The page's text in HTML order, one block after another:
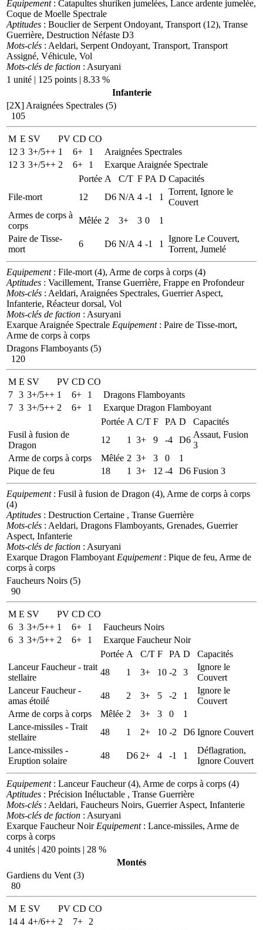
Equipement: Catapultes shuriken jumelées, Lance ardente jumelée,
Coque de Moelle Spectrale
Aptitudes : Bouclier de Serpent Ondoyant, Transport (12), Transe
Guerrière, Destruction Néfaste D3
Mots-clés : Aeldari, Serpent Ondoyant, Transport, Transport
Assigné, Véhicule, Vol
Mots-clés de faction : Asuryani
1 unité | 125 points | 8.33 %
Infanterie
[2X] Araignées Spectrales (5)
105
M E SV PV CD CO
12 3 3+/5++ 1 6+ 1
Araignées Spectrales
12 3 3+/5++ 2 6+ 1
Exarque Araignée Spectrale
Portée A C/T F PA D Capacités
File-mort
12 D6 N/A 4 -1 1
Torrent, Ignore le
Couvert
Armes de corps à
corps
Mêlée 2 3+ 3 0
1
Paire de Tisse-
mort
6 D6 N/A 4 -1 1
Ignore Le Couvert,
Torrent, Jumelé
Equipement: File-mort (4), Arme de corps à corps (4)
Aptitudes : Vacillement, Transe Guerrière, Frappe en Profondeur
Mots-clés : Aeldari, Araignées Spectrales, Guerrier Aspect,
Infanterie, Réacteur dorsal, Vol
Mots-clés de faction : Asuryani
Exarque Araignée Spectrale Equipement: Paire de Tisse-mort,
Arme de corps à corps
Dragons Flamboyants (5)
120
M E SV PV CD CO
7 3 3+/5++ 1 6+ 1
Dragons Flamboyants
7 3 3+/5++ 2 6+ 1
Exarque Dragon Flamboyant
Portée A C/T F PA D
Capacités
Fusil à fusion de
Dragon
12 1 3+ 9 -4 D6
Assaut, Fusion
3
Arme de corps à corps
Mêlée 2 3+ 3 0
1
Pique de feu
18 1 3+ 12 -4 D6 Fusion 3
Equipement: Fusil à fusion de Dragon (4), Arme de corps à corps
(4)
Aptitudes : Destruction Certaine , Transe Guerrière
Mots-clés : Aeldari, Dragons Flamboyants, Grenades, Guerrier
Aspect, Infanterie
Mots-clés de faction : Asuryani
Exarque Dragon Flamboyant Equipement: Pique de feu, Arme de
corps à corps
Faucheurs Noirs (5)
90
M E SV PV CD CO
6 3 3+/5++ 1 6+ 1
Faucheurs Noirs
6 3 3+/5++ 2 6+ 1
Exarque Faucheur Noir
Portée A C/T F PA D
Capacités
Lanceur Faucheur - trait
stellaire
48 1 3+ 10 -2 3
Ignore le
Couvert
Lanceur Faucheur -
amas étoilé
48 2 3+ 5 -2 1
Ignore le
Couvert
Arme de corps à corps
Mêlée 2 3+ 3 0
1
Lance-missiles - Trait
stellaire
48 1 2+ 10 -2 D6 Ignore Couvert
Lance-missiles -
Eruption solaire
48 D6 2+ 4 -1 1
Déflagration,
Ignore Couvert
Equipement: Lanceur Faucheur (4), Arme de corps à corps (4)
Aptitudes : Précision Inéluctable , Transe Guerrière
Mots-clés : Aeldari, Faucheurs Noirs, Guerrier Aspect, Infanterie
Mots-clés de faction : Asuryani
Exarque Faucheur Noir Equipement: Lance-missiles, Arme de
corps à corps
4 unités | 420 points | 28 %
Montés
Gardiens du Vent (3)
80
M E SV PV CD CO
14 4 4+/6++ 2 7+
2